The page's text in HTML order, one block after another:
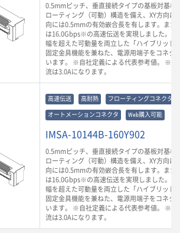
0.5mmピッチ、垂直接続タイプの基板対基板
ローティング（可動）構造を備え、XY方向に
向には0.5mmの有効嵌合長を有します。また
は16.0Gbps※の高速伝送を実現しました。高
幅を超えた可動量を両立した「ハイブリッド
固定金具機能を兼ねた、電源用端子をコネク
います。 ※自社定義による代表参考値。 ※
流は3.0Aになります。
高速伝送 高耐熱 フローティングコネクタ
オートメーションコネクタ Web購入可能
IMSA-10144B-160Y902
0.5mmピッチ、垂直接続タイプの基板対基板
ローティング（可動）構造を備え、XY方向に
向には0.5mmの有効嵌合長を有します。また
は16.0Gbps※の高速伝送を実現しました。高
幅を超えた可動量を両立した「ハイブリッド
固定金具機能を兼ねた、電源用端子をコネク
います。 ※自社定義による代表参考値。 ※
流は3.0Aになります。